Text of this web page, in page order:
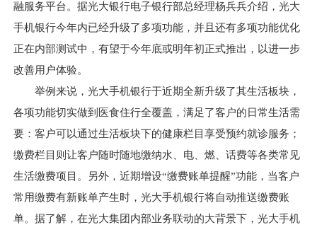
融服务平台。据光大银行电子银行部总经理杨兵兵介绍，光大
手机银行今年内已经升级了多项功能，并且还有多项功能优化
正在内部测试中，有望于今年底或明年初正式推出，以进一步
改善用户体验。
举例来说，光大手机银行于近期全新升级了其生活板块，
各项功能切实做到医食住行全覆盖，满足了客户的日常生活需
要：客户可以通过生活板块下的健康栏目享受预约就诊服务；
缴费栏目则让客户随时随地缴纳水、电、燃、话费等各类常见
生活缴费项目。另外，近期增设“缴费账单提醒”功能，当客户
常用缴费有新账单产生时，光大手机银行将自动推送缴费账
单。据了解，在光大集团内部业务联动的大背景下，光大手机